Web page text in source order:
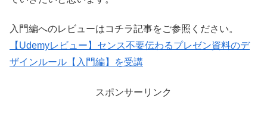
入門編へのレビューはコチラ記事をご参照ください。
【Udemyレビュー】センス不要伝わるプレゼン資料のデ
ザインルール【入門編】を受講
スポンサーリンク